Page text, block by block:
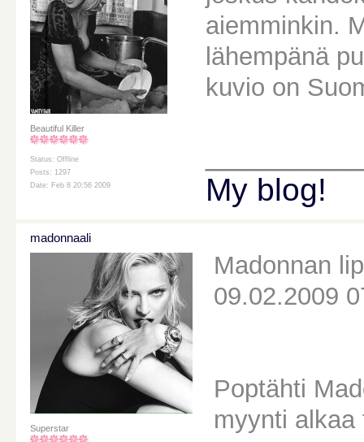
Beautiful Killer
Status: Offline
Posts: 1297
Date: Feb 8 20:56 2009
aiemminkin.
lähempänä
kuvio on
My blog!
madonnaali
Superstar
Madonnan
09.02.2009
Poptähti
myynti alkaa